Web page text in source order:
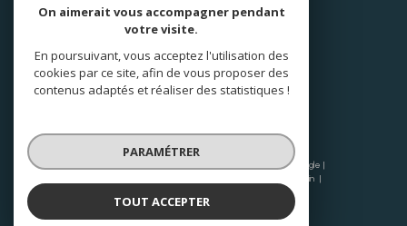
ADHÉRENTS
© 2026 | Tous droits réservés | Traduction powered by Google |
Admin
On aimerait vous accompagner pendant
votre visite.
En poursuivant, vous acceptez l'utilisation des
cookies par ce site, afin de vous proposer des
contenus adaptés et réaliser des statistiques !
PARAMÉTRER
TOUT ACCEPTER